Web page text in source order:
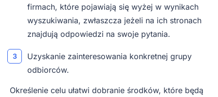
firmach, które pojawiają się wyżej w wynikach
wyszukiwania, zwłaszcza jeżeli na ich stronach
znajdują odpowiedzi na swoje pytania.
Uzyskanie zainteresowania konkretnej grupy
odbiorców.
Określenie celu ułatwi dobranie środków, które będą